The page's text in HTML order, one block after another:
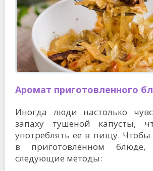
Аромат приготовленного
Иногда люди настолько
запаху тушеной капусты,
употреблять ее в пищу. Чтобы
в приготовленном блюде,
следующие методы: